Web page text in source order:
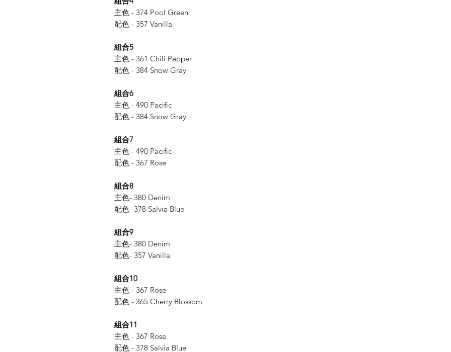
主色 - 374 Pool Green
配色 - 357 Vanilla
組合5
主色 - 361 Chili Pepper
配色 - 384 Snow Gray
組合6
主色 - 490 Pacific
配色 - 384 Snow Gray
組合7
主色 - 490 Pacific
配色 - 367 Rose
組合8
主色- 380 Denim
配色- 378 Salvia Blue
組合9
主色- 380 Denim
配色- 357 Vanilla
組合10
主色 - 367 Rose
配色 - 365 Cherry Blossom
組合11
主色 - 367 Rose
配色 - 378 Salvia Blue